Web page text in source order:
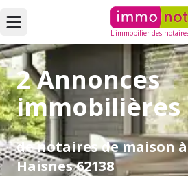
L'immobilier des
2 Annonces
immobilières
de notaires de maison
Haisnes 62138